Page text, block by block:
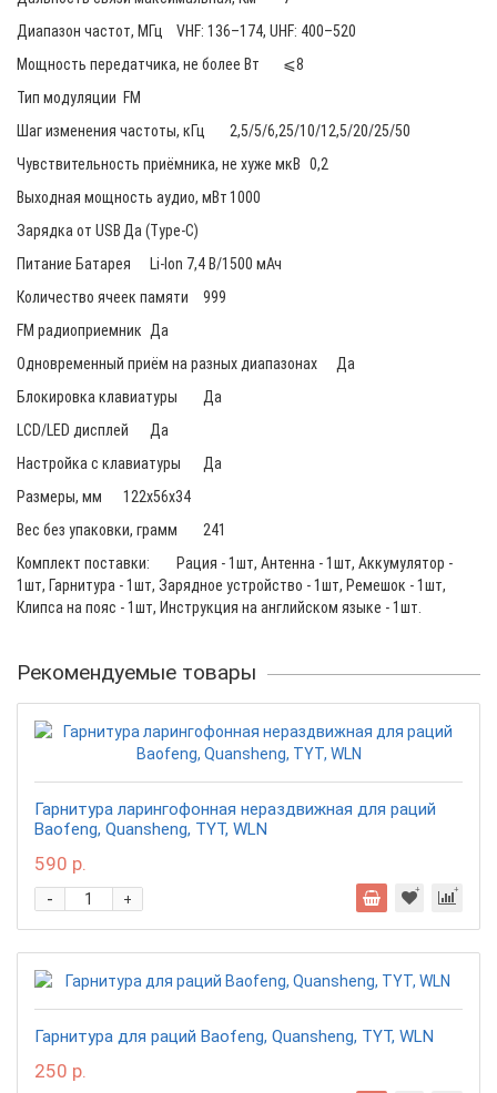
Диапазон частот, МГц
VHF: 136–174, UHF: 400–520
Мощность передатчика, не более Вт
⩽8
Тип модуляции FM
Шаг изменения частоты, кГц
2,5/5/6,25/10/12,5/20/25/50
Чувствительность приёмника, не хуже мкВ 0,2
Выходная мощность аудио, мВт1000
Зарядка от USB Да (Type-C)
Питание Батарея
Li-Ion 7,4 В/1500 мАч
Количество ячеек памяти
999
FM радиоприемник Да
Одновременный приём на разных диапазонах
Да
Блокировка клавиатуры
Да
LCD/LED дисплей
Да
Настройка с клавиатуры
Да
Размеры, мм
122x56x34
Вес без упаковки, грамм
241
Комплект поставки:
Рация - 1шт, Антенна - 1шт, Аккумулятор -
1шт, Гарнитура - 1шт, Зарядное устройство - 1шт, Ремешок - 1шт,
Клипса на пояс - 1шт, Инструкция на английском языке - 1шт.
Рекомендуемые товары
Гарнитура ларингофонная нераздвижная для раций
Baofeng, Quansheng, TYT, WLN
590 р.
+
-
Гарнитура для раций Baofeng, Quansheng, TYT, WLN
250 р.